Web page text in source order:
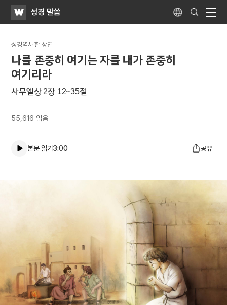
WATV성경 말씀 Language
Search
Submit
성경역사 한 장면
나를 존중히 여기는 자를 내가 존중히
여기리라
사무엘상 2장 12~35절
55,616 읽음
본문 읽기3:00 공유